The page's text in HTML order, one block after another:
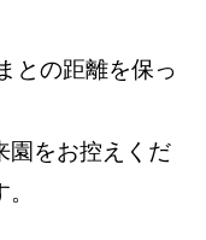
との距離を保っ
園をお控えくだ